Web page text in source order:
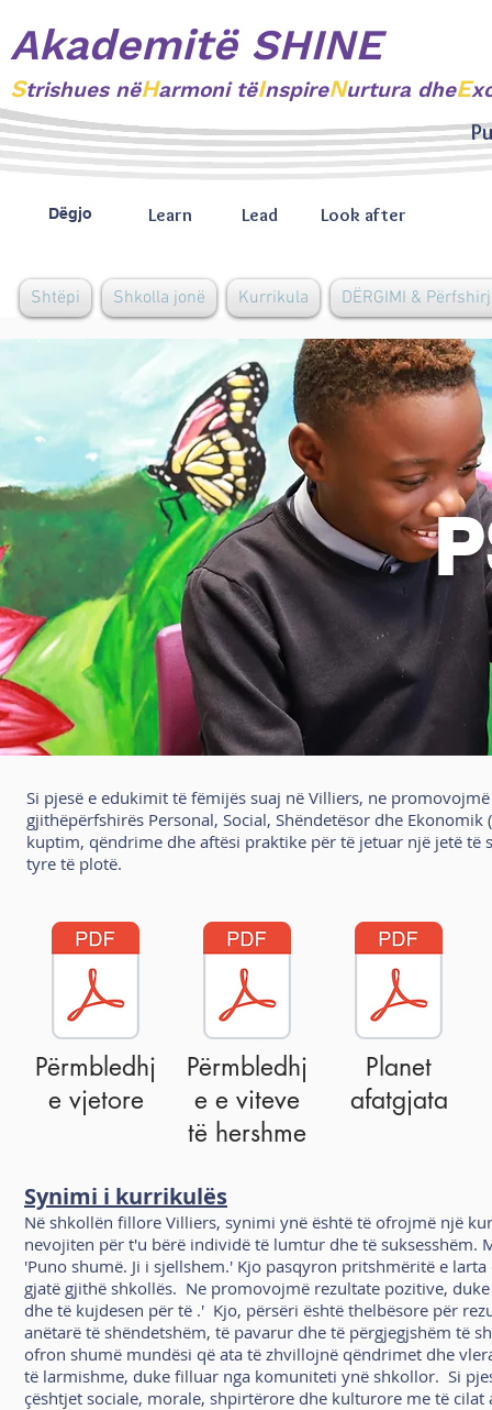
Akademitë SHINE
Strishues nëHarmoni tëInspireNurtura dheE
Dëgjo Learn Lead Look after
Shtëpi Shkolla jonë Kurrikula DËRGIMI &
Si pjesë e edukimit të fëmijës suaj në Villiers, ne
gjithëpërfshirës Personal, Social, Shëndetësor dhe
kuptim, qëndrime dhe aftësi praktike për të jetuar një jetë
tyre të plotë.
Përmbledhj
e vjetore
Përmbledhj
e e viteve
të hershme
Planet
afatgjata
Synimi i kurrikulës
Në shkollën fillore Villiers, synimi ynë është të ofrojmë një
nevojiten për t'u bërë individë të lumtur dhe të suksesshëm.
'Puno shumë. Ji i sjellshem.' Kjo pasqyron pritshmëritë e
gjatë gjithë shkollës. Ne promovojmë rezultate pozitive,
dhe të kujdesen për të .' Kjo, përsëri është thelbësore për
anëtarë të shëndetshëm, të pavarur dhe të përgjegjshëm të
ofron shumë mundësi që ata të zhvillojnë qëndrimet dhe
të larmishme, duke filluar nga komuniteti ynë shkollor. Si
çështjet sociale, morale, shpirtërore dhe kulturore me të